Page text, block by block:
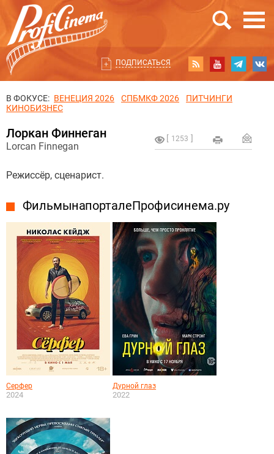
ПОДПИСАТЬСЯ
В ФОКУСЕ: ВЕНЕЦИЯ 2026 СПБМКФ 2026
ПИТЧИНГИ
КИНОБИЗНЕС
1253
Лоркан Финнеган
Lorcan Finnegan
Режиссёр, сценарист.
Фильмы на портале Профисинема.ру
Серфер
2024
Дурной глаз
2022